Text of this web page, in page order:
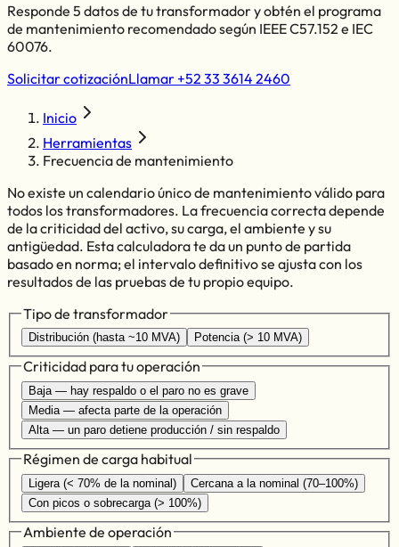
Responde 5 datos de tu transformador y obtén el programa
de mantenimiento recomendado según IEEE C57.152 e IEC
60076.
Solicitar cotizaciónLlamar +52 33 3614 2460
Inicio
Herramientas
Frecuencia de mantenimiento
No existe un calendario único de mantenimiento válido para
todos los transformadores. La frecuencia correcta depende
de la criticidad del activo, su carga, el ambiente y su
antigüedad. Esta calculadora te da un punto de partida
basado en norma; el intervalo definitivo se ajusta con los
resultados de las pruebas de tu propio equipo.
Tipo de transformador
Distribución (hasta ~10 MVA) Potencia (> 10 MVA)
Criticidad para tu operación
Baja — hay respaldo o el paro no es grave
Media — afecta parte de la operación
Alta — un paro detiene producción / sin respaldo
Régimen de carga habitual
Ligera (< 70% de la nominal)
Cercana a la nominal (70–100%)
Con picos o sobrecarga (> 100%)
Ambiente de operación